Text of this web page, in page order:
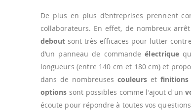
De plus en plus d’entreprises prennent
collaborateurs. En effet, de nombreux
debout sont très efficaces pour lutter
d’un panneau de commande électrique
longueurs (entre 140 cm et 180 cm) et
dans de nombreusescouleursetfinitions
options sont possibles comme l'ajout d'un
écoute pour répondre à toutes vos